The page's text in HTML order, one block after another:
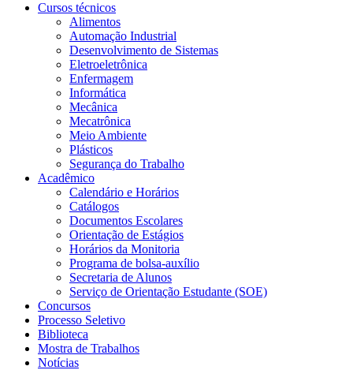
Cursos técnicos
Alimentos
Automação Industrial
Desenvolvimento de Sistemas
Eletroeletrônica
Enfermagem
Informática
Mecânica
Mecatrônica
Meio Ambiente
Plásticos
Segurança do Trabalho
Acadêmico
Calendário e Horários
Catálogos
Documentos Escolares
Orientação de Estágios
Horários da Monitoria
Programa de bolsa-auxílio
Secretaria de Alunos
Serviço de Orientação Estudante (SOE)
Concursos
Processo Seletivo
Biblioteca
Mostra de Trabalhos
Notícias